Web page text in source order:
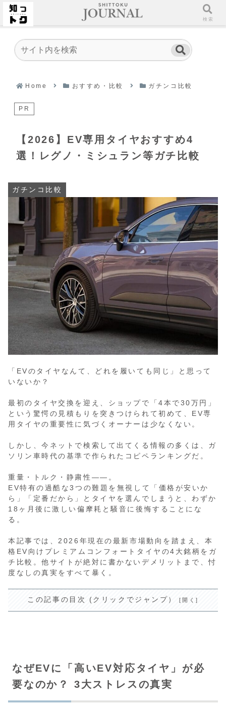
Home おすすめ・比較 ガチンコ比較
PR
【2026】EV専用タイヤおすすめ4
選！レグノ・ミシュラン等ガチ比較
ガチンコ比較
「EVのタイヤなんて、どれを履いても同じ」と思って
いないか？
最初のタイヤ交換を迎え、ショップで「4本で30万円」
という驚愕の見積もりを突きつけられて初めて、EV専
用タイヤの重要性に気づくオーナーは少なくない。
しかし、今ネットで検索して出てくる情報の多くは、ガ
ソリン車時代の基準で作られたコピペランキングだ。
重量・トルク・静粛性――。
EV特有の過酷な3つの難題を無視して「価格が安いか
ら」「定番だから」とタイヤを選んでしまうと、わずか
18ヶ月後に激しい偏摩耗と騒音に後悔することにな
る。
本記事では、2026年現在の最新市場動向を踏まえ、本
格EV向けプレミアムコンフォートタイヤの4大銘柄をガ
チ比較。他サイトが絶対に書かないデメリットまで、忖
度なしの真実をすべて暴く。
この記事の目次 (クリックでジャンプ）
なぜEVに「高いEV対応タイヤ」が必
要なのか？ 3大ストレスの真実
ホーム 検索